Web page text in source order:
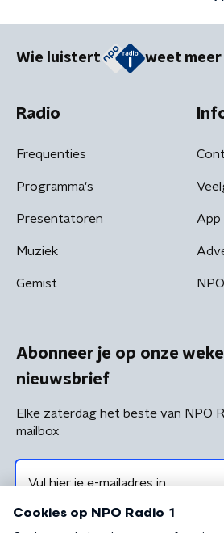
Wie luistert weet meer
Radio
Frequenties
Programma's
Presentatoren
Muziek
Gemist
App
Abonneer je op onze
nieuwsbrief
Elke zaterdag het beste van NPO
mailbox